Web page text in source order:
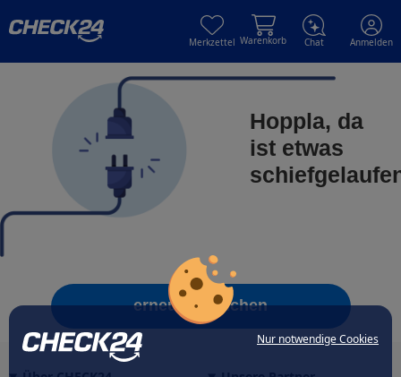
Nur notwendige Cookies
Merkzettel Warenkorb Chat Anmelden
Hoppla, da
ist etwas
erneut versuchen